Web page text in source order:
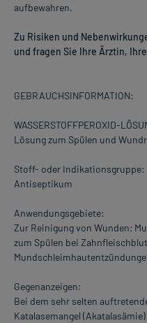
aufbewahren.
Zu Risiken und
und fragen Sie Ihre Ärztin,
GEBRAUCHSINFORMATION:
WASSERSTOFFPEROXID-
Lösung zum Spülen und
Stoff- oder Indikationsgruppe:
Antiseptikum
Anwendungsgebiete:
Zur Reinigung von Wunden;
zum Spülen bei
Gegenanzeigen:
Bei dem sehr selten
Katalasemangel